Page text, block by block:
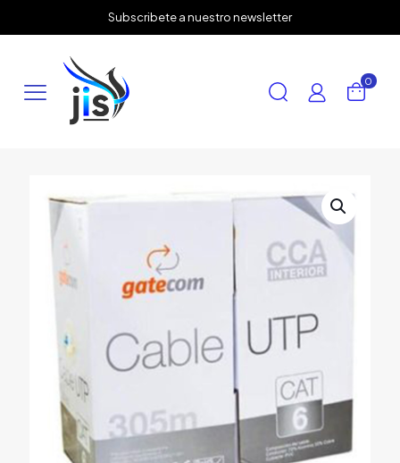
Subscribete a nuestro newsletter
0